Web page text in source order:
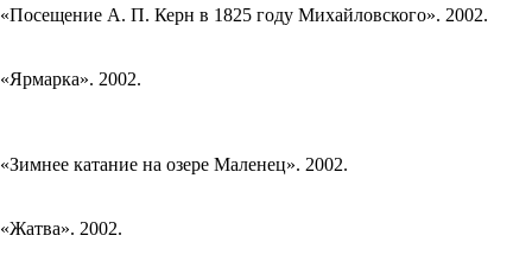
«Посещение А. П. Керн в 1825 году Михайловского». 2002.
«Ярмарка». 2002.
«Зимнее катание на озере Маленец». 2002.
«Жатва». 2002.